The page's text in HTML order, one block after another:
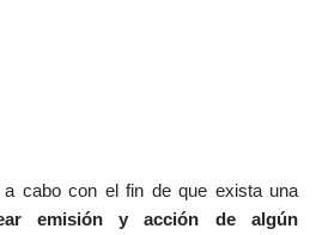
cabo con el fin de que exista una
emisión y acción de algún